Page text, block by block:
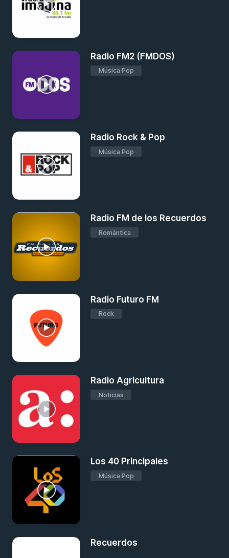
Radio FM2 (FMDOS)
Música Pop
Radio Rock & Pop
Música Pop
Radio FM de los Recuerdos
Romántica
Radio Futuro FM
Rock
Radio Agricultura
Noticias
Los 40 Principales
Música Pop
Recuerdos